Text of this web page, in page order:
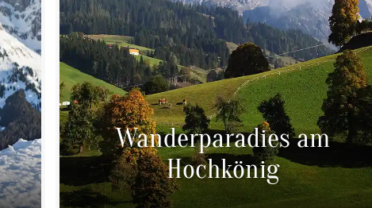
Wanderparadies am
Hochkönig